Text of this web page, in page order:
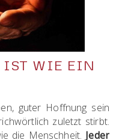
IST WIE EIN
guter Hoffnung sein
zuletzt stirbt.
die Menschheit. Jeder